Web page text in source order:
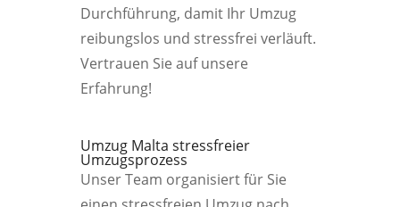
Durchführung, damit Ihr Umzug
reibungslos und stressfrei verläuft.
Vertrauen Sie auf unsere
Erfahrung!
Umzug Malta stressfreier
Umzugsprozess
Unser Team organisiert für Sie